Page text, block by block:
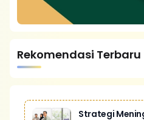
Rekomendasi Terbaru
Strategi